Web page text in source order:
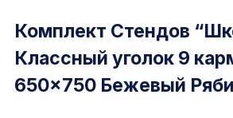
Комплект Стендов
Классный уголок 9
650×750 Бежевый